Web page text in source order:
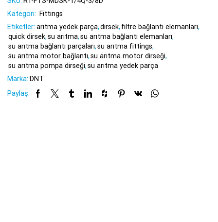
Kategori:
Fittings
Etiketler: arıtma yedek parça,dirsek, filtre bağlantı elemanları,
quick dirsek,su arıtma,su arıtma bağlantı elemanları,
su arıtma bağlantı parçaları,su arıtma fittings,
su arıtma motor bağlantı,su arıtma motor dirseği,
su arıtma pompa dirseği,su arıtma yedek parça
Marka: DNT
Paylaş: